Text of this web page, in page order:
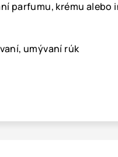
parfumu, krému
umývaní rúk